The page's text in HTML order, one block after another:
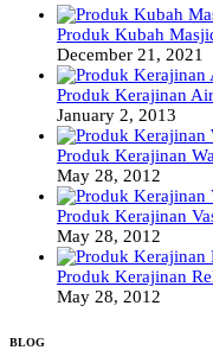
Produk Kubah
December 21, 2021
Produk Kerajinan
January 2, 2013
Produk Kerajinan
May 28, 2012
Produk Kerajinan
May 28, 2012
Produk Kerajinan
May 28, 2012
BLOG